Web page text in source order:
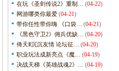
在玩《圣剑传说2》重制… (04-22)
网游哪类你最爱 (04-21)
带你任性带你嗨 《口袋… (04-21)
《黑色守卫2》佣兵优缺… (04-20)
倚天Ⅱ沉沉友情 论坛征… (04-20)
职业玩法成新亮点《魔… (04-19)
决战天梯《英雄战魂2》… (04-19)